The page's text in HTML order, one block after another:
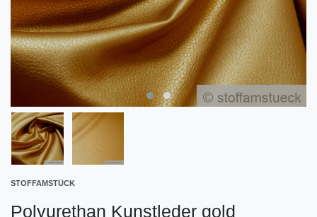
STOFFAMSTÜCK
Polyurethan Kunstleder gold